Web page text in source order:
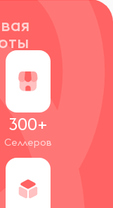
300+
Селлеров